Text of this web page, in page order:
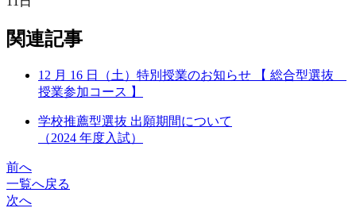
関連記事
12 月 16 日（土）特別授業のお知らせ 【 総合型選抜
授業参加コース 】
学校推薦型選抜 出願期間について
（2024 年度入試）
前へ
一覧へ戻る
次へ